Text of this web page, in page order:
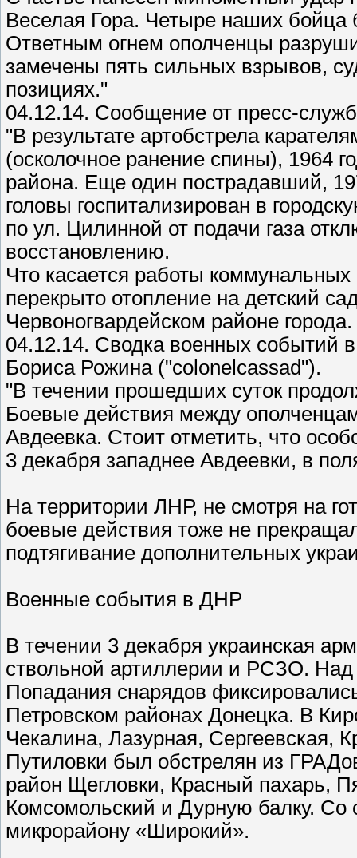
Веселая Гора. Четыре наших
Ответным огнем ополченцы
замечены пять сильных взрывов,
позициях."
04.12.14. Сообщение от пресс-
"В результате артобстрела
(осколочное ранение спины), 1964
района. Еще один пострадавший,
головы госпитализирован в
по ул. Цилинной от подачи газа
восстановлению.
Что касается работы
перекрыто отопление на детский
Червоногвардейском районе
04.12.14. Сводка военных событий
Бориса Рожина ("colonelcassad").
"В течении прошедших суток
Боевые действия между
Авдеевка. Стоит отметить, что
3 декабря западнее Авдеевки, в
На территории ЛНР, не смотря на
боевые действия тоже не
подтягивание дополнительных
Военные события в ДНР
В течении 3 декабря украинская
ствольной артиллерии и РСЗО.
Попадания снарядов
Петровском районах Донецка. В
Чекалина, Лазурная, Сергеевская,
Путиловки был обстрелян из
район Щегловки, Красный пахарь,
Комсомольский и Дурную балку. Со
микрорайону «Широкий».